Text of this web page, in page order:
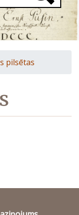
pilsētas